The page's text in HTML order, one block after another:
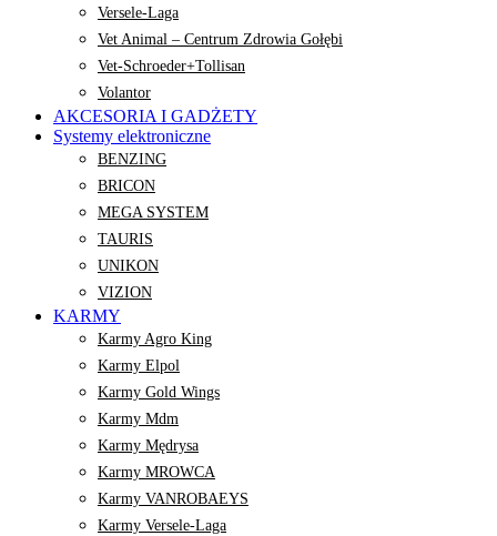
Versele-Laga
Vet Animal – Centrum Zdrowia Gołębi
Vet-Schroeder+Tollisan
Volantor
AKCESORIA I GADŻETY
Systemy elektroniczne
BENZING
BRICON
MEGA SYSTEM
TAURIS
UNIKON
VIZION
KARMY
Karmy Agro King
Karmy Elpol
Karmy Gold Wings
Karmy Mdm
Karmy Mędrysa
Karmy MROWCA
Karmy VANROBAEYS
Karmy Versele-Laga